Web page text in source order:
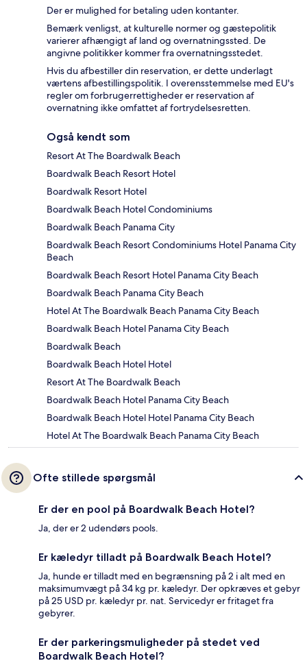
Der er mulighed for betaling uden kontanter.
Bemærk venligst, at kulturelle normer og gæstepolitik
varierer afhængigt af land og overnatningssted. De
angivne politikker kommer fra overnatningsstedet.
Hvis du afbestiller din reservation, er dette underlagt
værtens afbestillingspolitik. I overensstemmelse med EU's
regler om forbrugerrettigheder er reservation af
overnatning ikke omfattet af fortrydelsesretten.
Også kendt som
Resort At The Boardwalk Beach
Boardwalk Beach Resort Hotel
Boardwalk Resort Hotel
Boardwalk Beach Hotel Condominiums
Boardwalk Beach Panama City
Boardwalk Beach Resort Condominiums Hotel Panama City
Beach
Boardwalk Beach Resort Hotel Panama City Beach
Boardwalk Beach Panama City Beach
Hotel At The Boardwalk Beach Panama City Beach
Boardwalk Beach Hotel Panama City Beach
Boardwalk Beach
Boardwalk Beach Hotel Hotel
Resort At The Boardwalk Beach
Boardwalk Beach Hotel Panama City Beach
Boardwalk Beach Hotel Hotel Panama City Beach
Hotel At The Boardwalk Beach Panama City Beach
Ofte stillede spørgsmål
Er der en pool på Boardwalk Beach Hotel?
Ja, der er 2 udendørs pools.
Er kæledyr tilladt på Boardwalk Beach Hotel?
Ja, hunde er tilladt med en begrænsning på 2 i alt med en
maksimumvægt på 34 kg pr. kæledyr. Der opkræves et gebyr
på 25 USD pr. kæledyr pr. nat. Servicedyr er fritaget fra
gebyrer.
Er der parkeringsmuligheder på stedet ved
Boardwalk Beach Hotel?